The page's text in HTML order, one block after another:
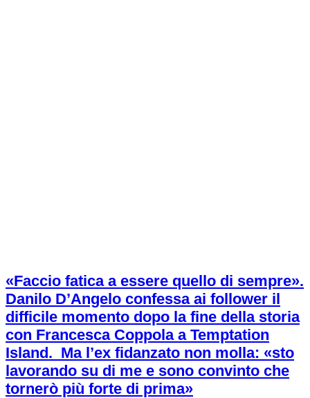
«Faccio fatica a essere quello di sempre».
Danilo D’Angelo confessa ai follower il
difficile momento dopo la fine della storia
con Francesca Coppola a Temptation
Island. Ma l’ex fidanzato non molla: «sto
lavorando su di me e sono convinto che
tornerò più forte di prima»